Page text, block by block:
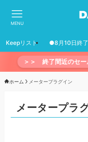
MENU
Keepリスト ●8月10日終
＞＞ 終了間近のセ
ホーム メータープラグイン
メータープラ